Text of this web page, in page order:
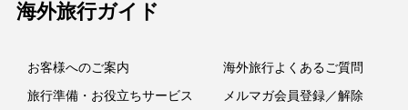
海外旅行ガイド
お客様へのご案内
海外旅行よくあるご質問
旅行準備・お役立ちサービス
メルマガ会員登録／解除